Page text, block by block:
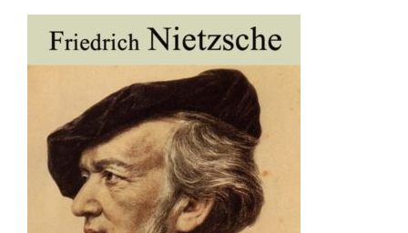
AJOUTER AU PANIER / DÉTAILS